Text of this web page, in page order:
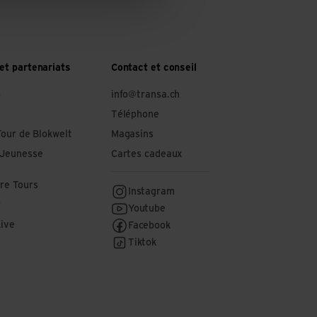
partenariats
de Blokwelt
Tours
Contact et conseil
info@transa.ch
Téléphone
Magasins
Cartes cadeaux
Instagram
Youtube
Facebook
Tiktok